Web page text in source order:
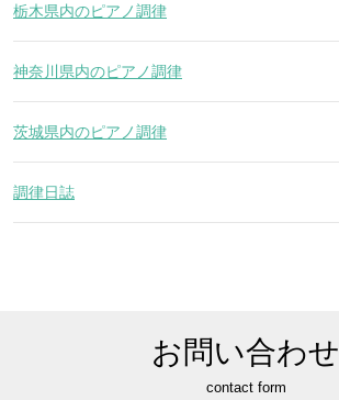
栃木県内のピアノ調律
神奈川県内のピアノ調律
茨城県内のピアノ調律
調律日誌
お問い合わせ
contact form